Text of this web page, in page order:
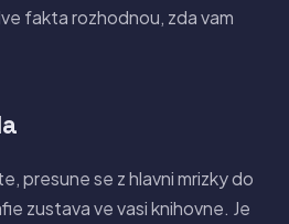
fakta rozhodnou, zda vam
presune se z hlavni mrizky do
zustava ve vasi knihovne. Je